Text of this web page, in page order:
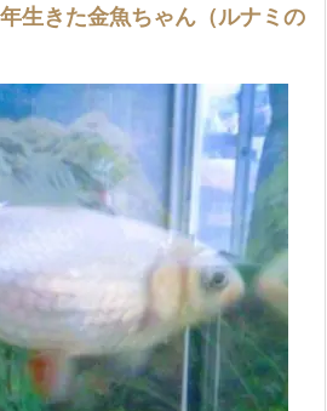
生きた金魚ちゃん（ルナミの